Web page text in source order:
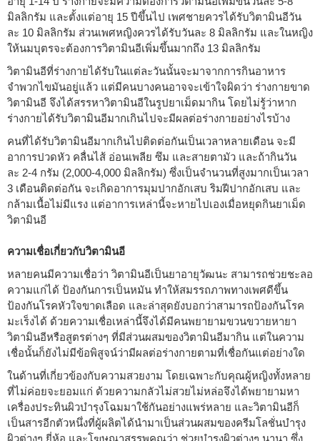
มิลลิกรัม และตั้งแต่อายุ 15 ปีขึ้นไป เพศชายควรได้รับวิตามินอีวัน
ละ 10 มิลลิกรัม ส่วนเพศหญิงควรได้รับวันละ 8 มิลลิกรัม และในหญิง
ให้นมบุตรจะต้องการวิตามินอีเพิ่มขึ้นมากถึง 13 มิลลิกรัม
วิตามินอีที่ร่างกายได้รับในแต่ละวันนั้นจะมาจากการกินอาหาร
จำพวกไขมันอยู่แล้ว แต่มีคนบางคนอาจจะเข้าใจผิดว่า ร่างกายขาด
วิตามินอี จึงได้สรรหาวิตามินอีในรูปยาเม็ดมากิน โดยไม่รู้ว่าหาก
ร่างกายได้รับวิตามินอีมากเกินไปจะมีผลต่อร่างกายอย่างไรบ้าง
คนที่ได้รับวิตามินอีมากเกินไปติดต่อกันเป็นเวลาหลายเดือน จะมี
อาการปวดหัว คลื่นไส้ อ่อนเพลีย ซึม และสายตามัว และถ้ากินวัน
ละ 2-4 กรัม (2,000-4,000 มิลลิกรัม) ซึ่งเป็นจำนวนที่สูงมากเป็นเวลา
3 เดือนติดต่อกัน จะเกิดอาการมุมปากอักเสบ ริมฝีปากอักเสบ และ
กล้ามเนื้อไม่มีแรง แต่อาการเหล่านี้จะหายไปเองเมื่อหยุดกินยาเม็ด
วิตามินอี
ความเชื่อเกี่ยวกับวิตามินอี
หลายคนมีความเชื่อว่า วิตามินอีเป็นยาอายุวัฒนะ สามารถช่วยชะลอ
ความแก่ได้ ป้องกันการเป็นหมัน ทำให้สมรรถภาพทางเพศดีขึ้น
ป้องกันโรคหัวใจขาดเลือด และล่าสุดยังบอกว่าสามารถป้องกันโรค
มะเร็งได้ ด้วยความเชื่อเหล่านี้จึงได้มีคนพยายามขวนขวายหายา
วิตามินอีหรือสูตรต่างๆ ที่มีส่วนผสมของวิตามินอีมากิน แต่ในความ
เชื่อนั้นก็ยังไม่มีข้อพิสูจน์ว่ามีผลต่อร่างกายตามที่เชื่อกันแต่อย่างใด
ในด้านที่เกี่ยวข้องกับความสวยงาม โดยเฉพาะกับคุณผู้หญิงทั้งหลาย
ที่ไม่ค่อยจะยอมแก่ ด้วยความกลัวไม่สวยไม่หล่อจึงได้พยายามหา
เครื่องประทินผิวบำรุงโฉมมาใช้กันอย่างแพร่หลาย และวิตามินอีก็
เป็นสารอีกตัวหนึ่งที่ผู้ผลิตได้นำมาเป็นส่วนผสมของครีมโลชั่นบำรุง
ผิวต่างๆ ยี่ห้อ และโฆษณาสรรพคุณว่า ช่วยบำรุงผิวต่างๆ นานา ซึ่ง